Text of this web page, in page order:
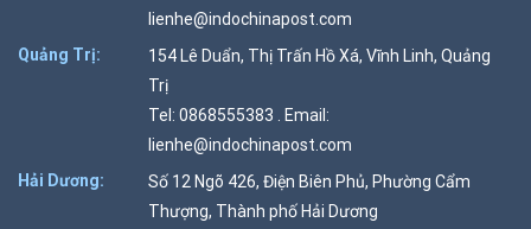
lienhe@indochinapost.com
Quảng Trị:
154 Lê Duẩn, Thị Trấn Hồ Xá, Vĩnh Linh, Quảng
Trị
Tel: 0868555383 . Email:
lienhe@indochinapost.com
Hải Dương:
Số 12 Ngõ 426, Điện Biên Phủ, Phường Cẩm
Thượng, Thành phố Hải Dương